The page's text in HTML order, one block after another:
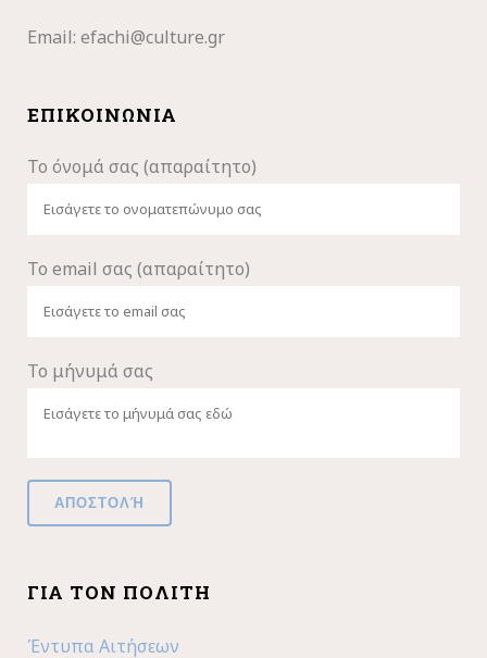
Email: efachi@culture.gr
ΕΠΙΚΟΙΝΩΝΊΑ
Το όνομά σας (απαραίτητο)
Το email σας (απαραίτητο)
Το μήνυμά σας
ΓΙΑ ΤΟΝ ΠΟΛΊΤΗ
Έντυπα Αιτήσεων